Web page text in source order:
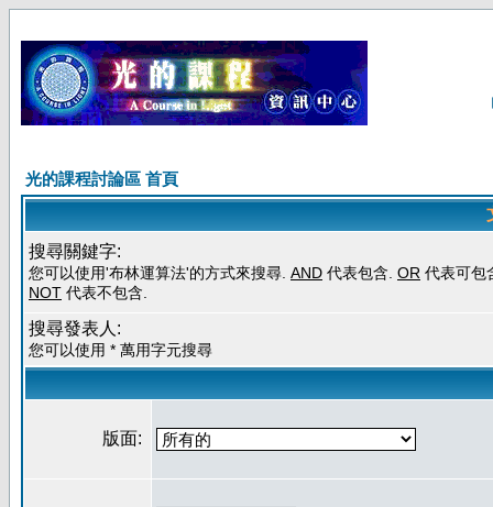
光的課程討論區 首頁
搜尋關鍵字:
您可以使用'布林運算法'的方式來搜尋. AND 代表包含. OR 代表可包
NOT 代表不包含.
搜尋發表人:
您可以使用 * 萬用字元搜尋
版面: